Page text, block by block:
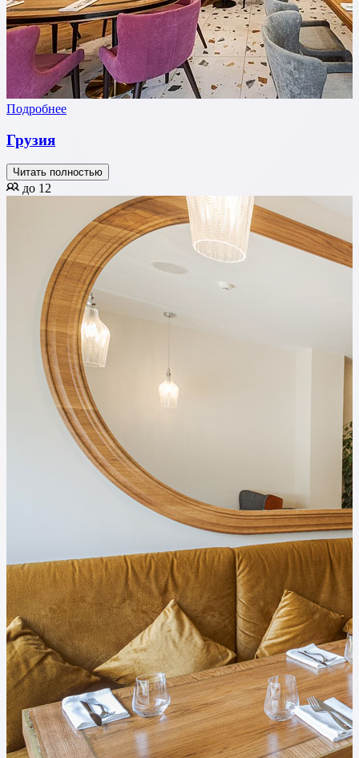
Подробнее
Грузия
Читать полностью
до 12